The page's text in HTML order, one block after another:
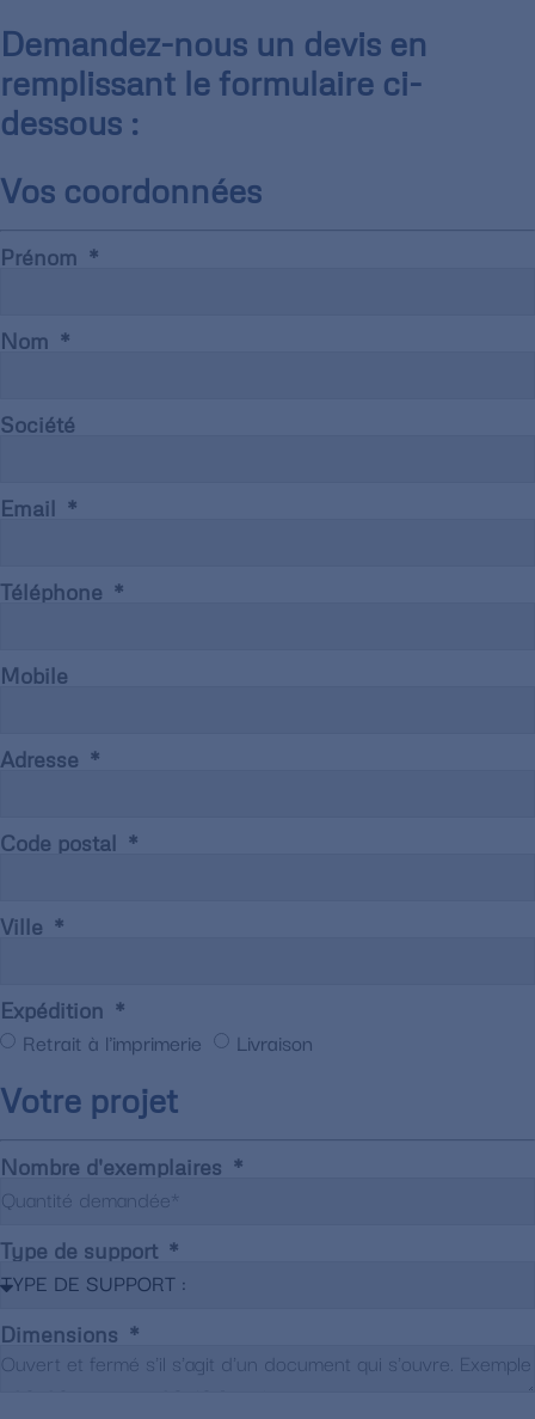
Demandez-nous un devis en
remplissant le formulaire ci-
dessous :
Vos coordonnées
Prénom
Nom
Société
Email
Téléphone
Mobile
Adresse
Code postal
Ville
Expédition
Retrait à l'imprimerie Livraison
Votre projet
Nombre d'exemplaires
Type de support
Dimensions